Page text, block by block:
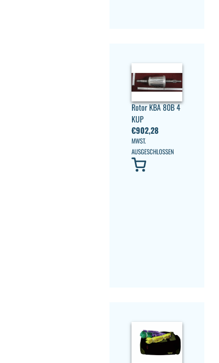
Rotor KBA 80B 4
KUP
€902,28
MWST.
AUSGESCHLOSSEN